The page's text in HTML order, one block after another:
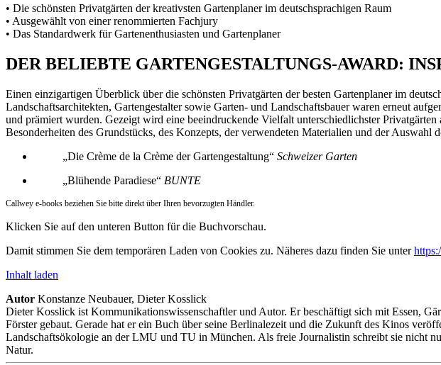
• Die schönsten Privatgärten der kreativsten Gartenplaner im deutschsprachigen Raum
• Ausgewählt von einer renommierten Fachjury
• Das Standardwerk für Gartenenthusiasten und Gartenplaner
DER BELIEBTE GARTENGESTALTUNGS-AWARD:
Einen einzigartigen Überblick über die schönsten Privatgärten der besten Gartenplaner im
Landschaftsarchitekten, Gartengestalter sowie Garten- und Landschaftsbauer waren erneut
und prämiert wurden. Gezeigt wird eine beeindruckende Vielfalt unterschiedlichster
Besonderheiten des Grundstücks, des Konzepts, der verwendeten Materialien und der
„Die Crème de la Crème der Gartengestaltung“ Schweizer Garten
„Blühende Paradiese“ BUNTE
Callwey e-books beziehen Sie bitte direkt über Ihren bevorzugten Händler.
Klicken Sie auf den unteren Button für die Buchvorschau.
Damit stimmen Sie dem temporären Laden von Cookies zu. Näheres dazu finden Sie unter
Inhalt laden
Autor Konstanze Neubauer, Dieter Kosslick
Dieter Kosslick ist Kommunikationswissenschaftler und Autor. Er beschäftigt sich mit Essen,
Förster gebaut. Gerade hat er ein Buch über seine Berlinalezeit und die Zukunft des Kinos
Landschaftsökologie an der LMU und TU in München. Als freie Journalistin schreibt sie nicht
Natur.